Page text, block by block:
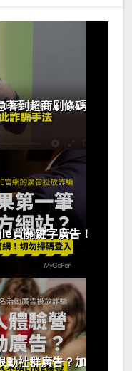
著到超商刷條碼
買關鍵字廣告！
動社群廣告？加